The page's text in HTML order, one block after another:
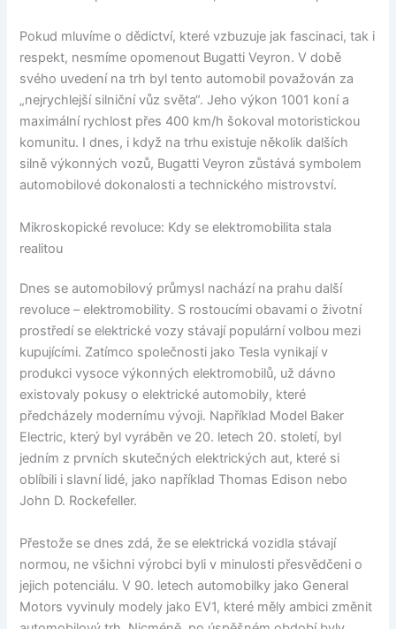
Pokud mluvíme o dědictví, které vzbuzuje jak fascinaci, tak i
respekt, nesmíme opomenout Bugatti Veyron. V době
svého uvedení na trh byl tento automobil považován za
„nejrychlejší silniční vůz světa“. Jeho výkon 1001 koní a
maximální rychlost přes 400 km/h šokoval motoristickou
komunitu. I dnes, i když na trhu existuje několik dalších
silně výkonných vozů, Bugatti Veyron zůstává symbolem
automobilové dokonalosti a technického mistrovství.
Mikroskopické revoluce: Kdy se elektromobilita stala
realitou
Dnes se automobilový průmysl nachází na prahu další
revoluce – elektromobility. S rostoucími obavami o životní
prostředí se elektrické vozy stávají populární volbou mezi
kupujícími. Zatímco společnosti jako Tesla vynikají v
produkci vysoce výkonných elektromobilů, už dávno
existovaly pokusy o elektrické automobily, které
předcházely modernímu vývoji. Například Model Baker
Electric, který byl vyráběn ve 20. letech 20. století, byl
jedním z prvních skutečných elektrických aut, které si
oblíbili i slavní lidé, jako například Thomas Edison nebo
John D. Rockefeller.
Přestože se dnes zdá, že se elektrická vozidla stávají
normou, ne všichni výrobci byli v minulosti přesvědčeni o
jejich potenciálu. V 90. letech automobilky jako General
Motors vyvinuly modely jako EV1, které měly ambici změnit